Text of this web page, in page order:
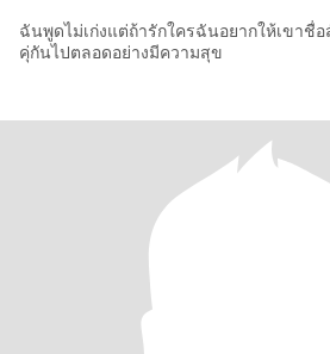
ฉันพูดไม่เก่งแต่ถ้ารักใครฉันอยากให้เขาชื่อ
คุ่กันไปตลอดอย่างมีความสุข